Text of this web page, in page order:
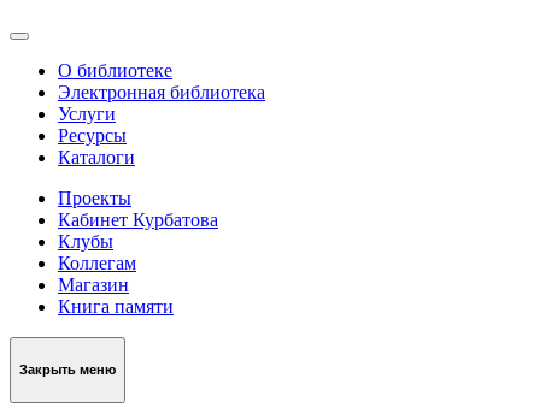
О библиотеке
Электронная библиотека
Услуги
Ресурсы
Каталоги
Проекты
Кабинет Курбатова
Клубы
Коллегам
Магазин
Книга памяти
Закрыть меню